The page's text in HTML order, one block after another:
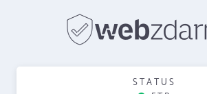
STATUS